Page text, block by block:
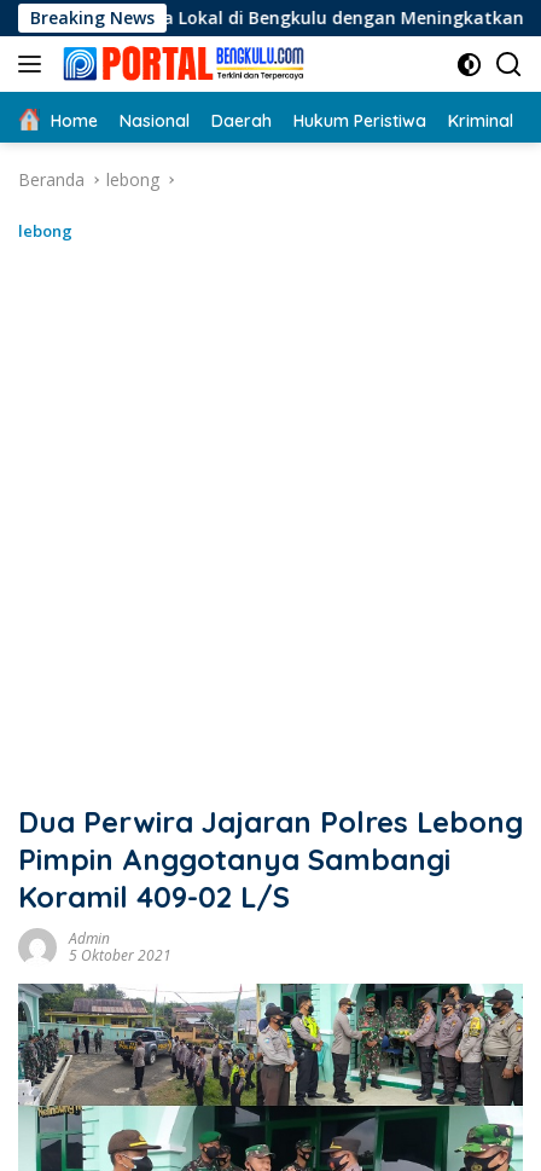
Langsung
ke
konten
Breaking News
Lokal di Bengkulu dengan Meningkatkan Ruang Publik dan
Home Nasional Daerah Hukum Peristiwa Kriminal
Beranda lebong
lebong
Dua Perwira Jajaran Polres Lebong
Pimpin Anggotanya Sambangi
Koramil 409-02 L/S
Admin
5 Oktober 2021